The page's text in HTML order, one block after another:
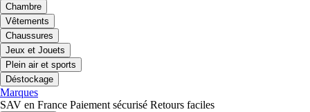
Chambre
Vêtements
Chaussures
Jeux et Jouets
Plein air et sports
Déstockage
Marques
SAV en France Paiement sécurisé Retours faciles